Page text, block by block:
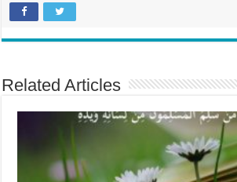
Related Articles